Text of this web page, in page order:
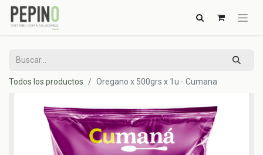
Todos los productos Oregano x 500grs x 1u - Cumana